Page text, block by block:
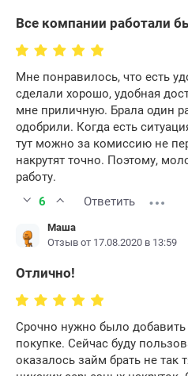
Все компании работали
Мне понравилось, что есть
сделали хорошо, удобная
мне приличную. Брала один
одобрили. Когда есть
тут можно за комиссию не
накрутят точно. Поэтому,
работу.
6
Ответить
Маша
Отзыв от 17.08.2020 в 13:59
Отлично!
Срочно нужно было
покупке. Сейчас буду
оказалось займ брать не так